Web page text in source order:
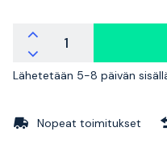
Lähetetään 5-8 päivän
Nopeat toimitukset